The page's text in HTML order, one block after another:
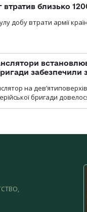
втратив близько
добу втрати армії
на
бригади